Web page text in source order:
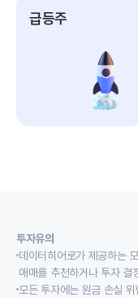
급등주
투자유의
데이터히어로가 제공하는
매매를 추천하거나 투자 결
모든 투자에는 원금 손실